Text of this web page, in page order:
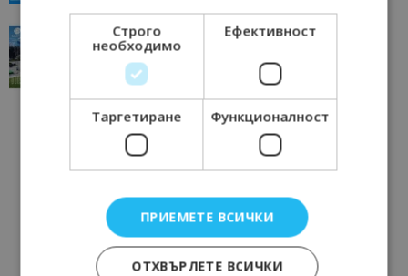
“Пощенска картичка от…”: Перник – град на
традициите, културата и вдъхновяващите...
Перник
Строго
необходимо
Ефективност
Таргетиране Функционалност
ПРИЕМЕТЕ ВСИЧКИ
ОТХВЪРЛЕТЕ ВСИЧКИ